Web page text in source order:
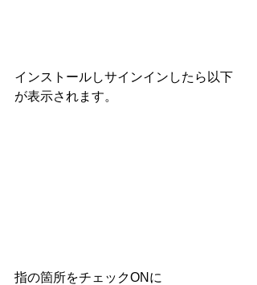
インストールしサインインしたら以下
が表示されます。
指の箇所をチェックONに